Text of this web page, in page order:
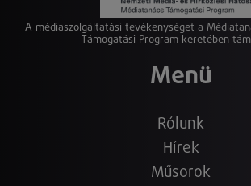
A médiaszolgáltatási tevékenységet a
Támogatási Program keretében
Menü
Rólunk
Hírek
Műsorok